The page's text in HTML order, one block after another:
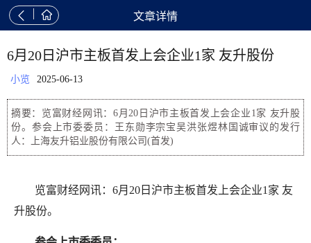
  文章详情
6月20日沪市主板首发上会企业1家 友升股份
小览 2025-06-13
摘要：览富财经网讯：6月20日沪市主板首发上会企业1家 友升股
份。参会上市委委员：王东勋李宗宝吴洪张煜林国诚审议的发行
人：上海友升铝业股份有限公司(首发)
览富财经网讯：6月20日沪市主板首发上会企业1家 友
升股份。